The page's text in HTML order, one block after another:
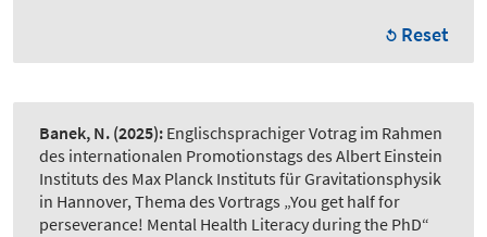
Reset
Banek, N. (2025): Englischsprachiger Votrag im Rahmen
des internationalen Promotionstags des Albert Einstein
Instituts des Max Planck Instituts für Gravitationsphysik
in Hannover, Thema des Vortrags „You get half for
perseverance! Mental Health Literacy during the PhD“